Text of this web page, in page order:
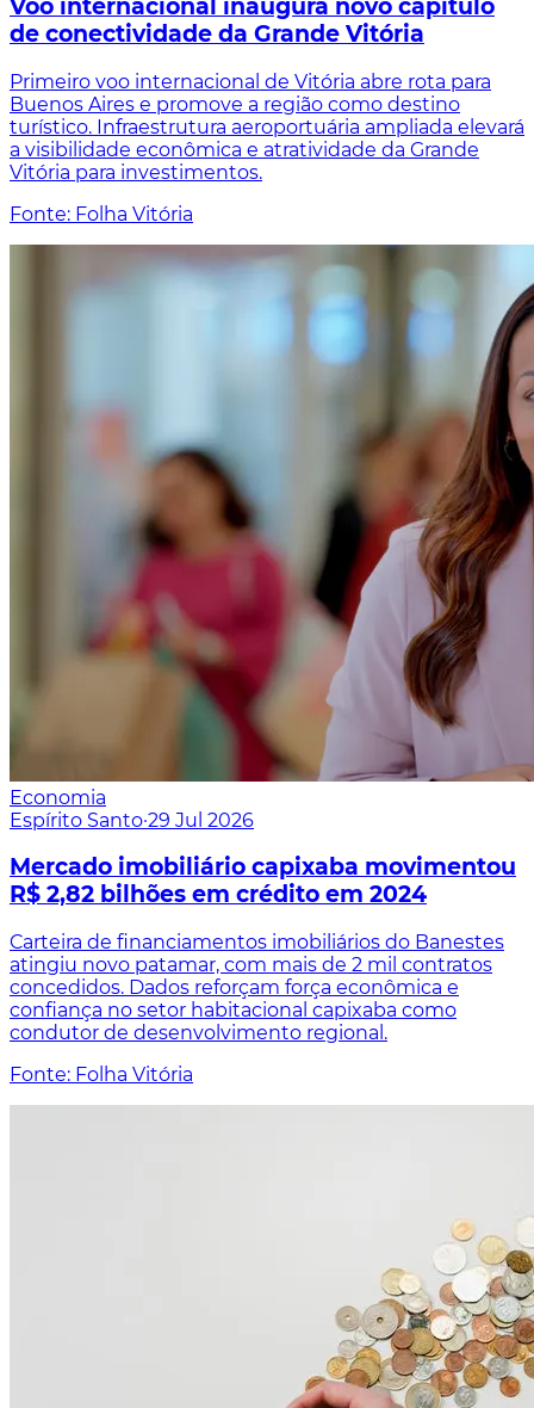
Voo internacional inaugura novo capítulo
de conectividade da Grande Vitória
Primeiro voo internacional de Vitória abre rota para
Buenos Aires e promove a região como destino
turístico. Infraestrutura aeroportuária ampliada elevará
a visibilidade econômica e atratividade da Grande
Vitória para investimentos.
Fonte: Folha Vitória
Economia
Espírito Santo·29 Jul 2026
Mercado imobiliário capixaba movimentou
R$ 2,82 bilhões em crédito em 2024
Carteira de financiamentos imobiliários do Banestes
atingiu novo patamar, com mais de 2 mil contratos
concedidos. Dados reforçam força econômica e
confiança no setor habitacional capixaba como
condutor de desenvolvimento regional.
Fonte: Folha Vitória